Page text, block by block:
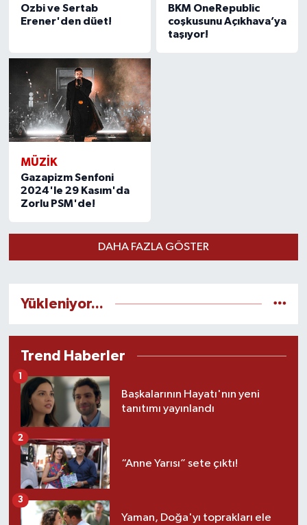
Ozbi ve Sertab
Erener'den düet!
BKM OneRepublic
coşkusunu Açıkhava’ya
taşıyor!
MÜZİK
Gazapizm Senfoni
2024'le 29 Kasım'da
Zorlu PSM'de!
DAHA FAZLA GÖSTER
Yükleniyor...
Trend Haberler
Başkalarının Hayatı'nın yeni
tanıtımı yayınlandı
1
“Anne Yarısı” sete çıktı!
2
Yaman, Doğa'yı toprakları ele
3